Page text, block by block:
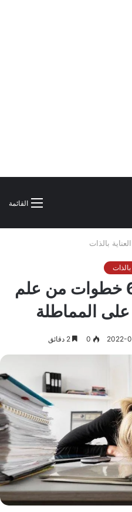
القائمة
العناية بالذات
بالذات
علاج المماطلة – 6 خطوات من علم
المماطلة
2022-
0